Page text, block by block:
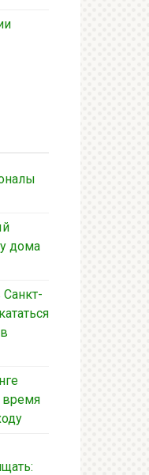
дома
время